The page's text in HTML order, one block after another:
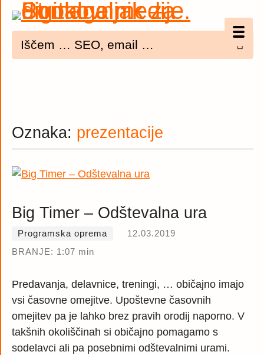
Spletna dostopnost
Oznaka: prezentacije
Big Timer – Odštevalna ura
Programska oprema
12.03.2019
BRANJE: 1:07 min
Predavanja, delavnice, treningi, … običajno imajo
vsi časovne omejitve. Upoštevne časovnih
omejitev pa je lahko brez pravih orodij naporno. V
takšnih okoliščinah si običajno pomagamo s
sodelavci ali pa posebnimi odštevalnimi urami.